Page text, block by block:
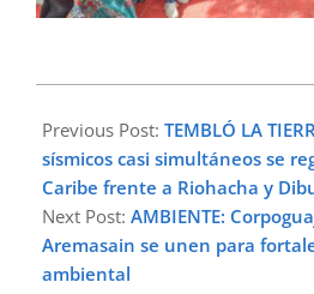
05-
17
Previous Post: TEMBLÓ LA
sísmicos casi simultáneos se
Caribe frente a Riohacha y
Next Post: AMBIENTE:
Aremasain se unen para
ambiental